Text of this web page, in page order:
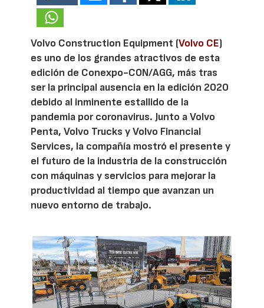
Volvo Construction Equipment (Volvo CE)
es uno de los grandes atractivos de esta
edición de Conexpo-CON/AGG, más tras
ser la principal ausencia en la edición 2020
debido al inminente estallido de la
pandemia por coronavirus. Junto a Volvo
Penta, Volvo Trucks y Volvo Financial
Services, la compañía mostró el presente y
el futuro de la industria de la construcción
con máquinas y servicios para mejorar la
productividad al tiempo que avanzan un
nuevo entorno de trabajo.